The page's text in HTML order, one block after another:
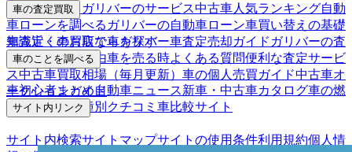
車購入ガイド
ガリバーのサービス中古車人気ランキング自動
車ローンを調べる ガリバーの自動車ローン車買い替えの基礎
知識近くのお店で車を探す
車の査定買取
車査定・車買取ならガリバー車査定売却ガイド ガリバーの査
定が選ばれる理由車を売る時よくある質問便利な査定サービ
ス中古車買取相場（毎月更新） 車の個人売買ガイド中古車オ
ークションガイド
車のことを調べる
車初心者まとめ自動車ニュース新車・中古車カタログ車の燃
費を調べる車種別クチコミ 車比較サイト
サイト内リンク
サイト内検索サイトマップサイトの使用条件利用規約個人情